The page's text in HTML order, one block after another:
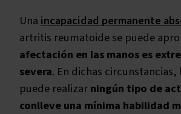
Una incapacidad permanente
artritis reumatoide se puede
afectación en las manos es
severa. En dichas circunstancias,
puede realizarningún tipo de
conlleve una mínima habilidad